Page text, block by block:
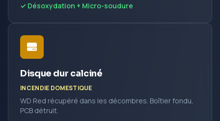
✓ Désoxydation + Micro-soudure
Disque dur calciné
INCENDIE DOMESTIQUE
WD Red récupéré dans les décombres. Boîtier fondu,
PCB détruit.